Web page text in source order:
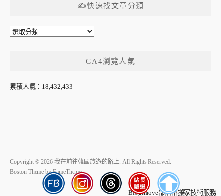
✍快速找文章分類
✍
章
GA4瀏覽人氣
累積人氣：18,432,433
Copyright © 2026 我在前往韓國旅遊的路上. All Rights Reserved.
Boston Theme byFameThemes
Blogimove部落格搬家技術服務